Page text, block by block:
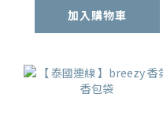
加入購物車